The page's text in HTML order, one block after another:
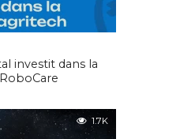
investit dans la
1.7K